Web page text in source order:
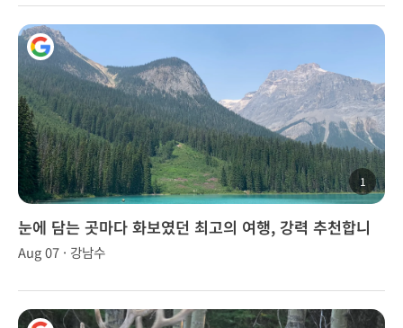
1
눈에 담는 곳마다 화보였던 최고의 여행, 강력 추천합니
다!
Aug 07 · 강남수